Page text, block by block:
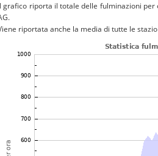
grafico riporta il totale delle fulminazioni
riportata anche la media di tutte le